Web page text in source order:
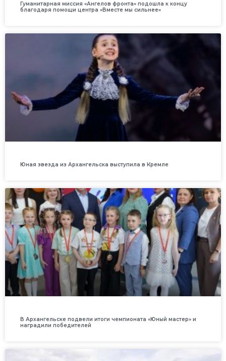
Гуманитарная миссия «Ангелов фронта» подошла к концу
благодаря помощи центра «Вместе мы сильнее»
Юная звезда из Архангельска выступила в Кремле
В Архангельске подвели итоги чемпионата «Юный мастер» и
наградили победителей